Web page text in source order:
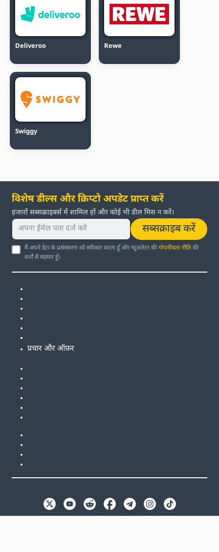
Deliveroo Rewe
Swiggy
विशेष डील्स और क्रिप्टो अपडेट प्राप्त करें
हजारों सब्सक्राइबर्स में शामिल हों और कोई भी डील मिस न करें।
सब्सक्राइब करें
मैं अपने डेटा के प्रसंस्करण को स्वीकार करता हूँ और न्यूज़लेटर कीगोपनीयता नीतिकी
शर्तों से सहमत हूँ।
प्रचार और ऑफ़र